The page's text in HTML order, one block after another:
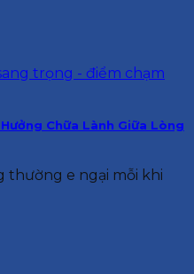
Chữa Lành Giữa Lòng
thường e ngại mỗi khi